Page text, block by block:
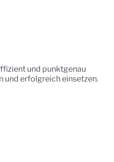
und punktgenau
und erfolgreich einsetzen.